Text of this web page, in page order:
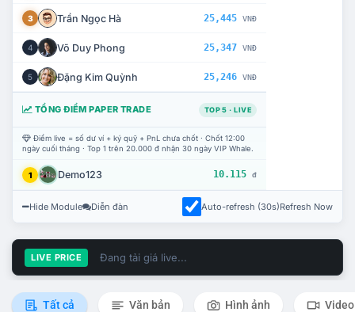
3 Trần Ngọc Hà 25,445 VNĐ
4 Võ Duy Phong 25,347 VNĐ
5 Đặng Kim Quỳnh 25,246 VNĐ
TỔNG ĐIỂM PAPER TRADE TOP 5 · LIVE
Điểm live = số dư ví + ký quỹ + PnL chưa chốt · Chốt 12:00
ngày cuối tháng · Top 1 trên 20.000 đ nhận 30 ngày VIP Whale.
1 Demo123 10.115 đ
Hide Module Diễn đàn Auto-refresh (30s)Refresh Now
LIVE PRICE Đang tải giá live...
Tất cả Văn bản Hình ảnh Video